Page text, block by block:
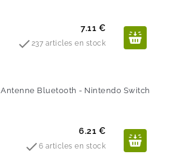
Prix
7.11 €
 237 articles en stock
Antenne Bluetooth - Nintendo Switch
Prix
6.21 €
 6 articles en stock